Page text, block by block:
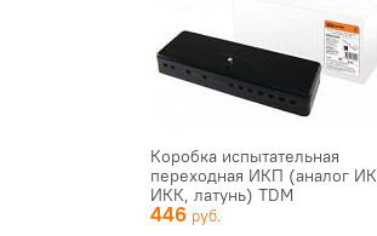
Коробка испытательная
переходная ИКП (аналог ИК,
ИКК, латунь) TDM
446